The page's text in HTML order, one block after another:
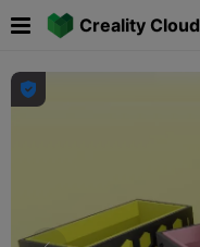
Creality Cloud
